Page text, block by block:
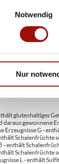
Notwendig
Nur
Allergenen seitens
3 - mit
n 12 - nur bei
17 -
glutenhaltiges
gewonnene
Erzeugnisse G -
Schalenfrüchte
- enthält
Schalenfrüchte
L - enthält